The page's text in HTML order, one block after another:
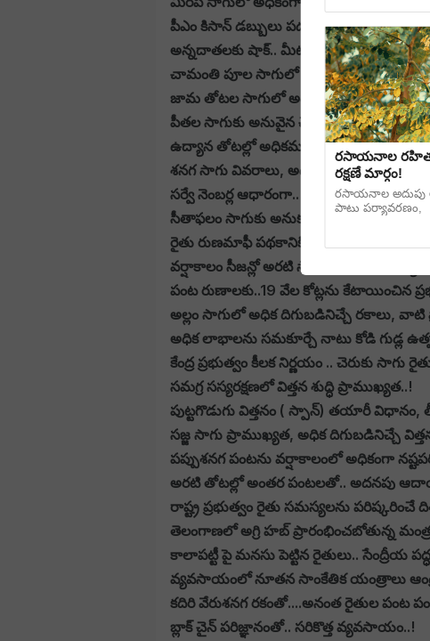
పీఎం కిసాన్ డబ్బులు పడని వారి ఖాతాలో జమ
అన్నదాతలకు షాక్.. మీటర్లు ఉంటేనే సాగుకు
చామంతి పూల సాగులో సస్యరక్షణ చర్యలు....!
జామ తోటల సాగులో అధిక కాయ దిగుబడి ,
పీతల సాగుకు అనువైన చెరువుల నిర్మాణం,
ఉద్యాన తోటల్లో అధికమవుతున్న చీడపీడల
శనగ సాగు వివరాలు, అధిక దిగుబడినిచ్చే రకాలు
సర్వే నెంబర్ల ఆధారంగా.. పంట లెక్కలు?
సీతాఫలం సాగుకు అనుకూలమైన దేశీయ, హైబ్రిడ్
రైతు రుణమాఫీ పథకానికి రూ.63.05 కోట్లు..!
వర్షాకాలం సీజన్లో అరటి సాగులో అధికంగా
పంట రుణాలకు..19 వేల కోట్లను కేటాయించిన
అల్లం సాగులో అధిక దిగుబడినిచ్చే రకాలు, వాటి
అధిక లాభాలను సమకూర్చే నాటు కోడి గుడ్ల
కేంద్ర ప్రభుత్వం కీలక నిర్ణయం .. చెరుకు సాగు
సమగ్ర సస్యరక్షణలో విత్తన శుద్ధి ప్రాముఖ్యత..!
పుట్టగొడుగు విత్తనం ( స్పాన్) తయారీ విధానం,
సజ్జ సాగు ప్రాముఖ్యత, అధిక దిగుబడినిచ్చే
పప్పుశనగ పంటను వర్షాకాలంలో అధికంగా
అరటి తోటల్లో అంతర పంటలతో.. అదనపు
రాష్ట్ర ప్రభుత్వం రైతు సమస్యలను
తెలంగాణలో అగ్రి హబ్ ప్రారంభించబోతున్న
కాలాపట్టీ పై మనసు పెట్టిన రైతులు.. సేంద్రీయ
వ్యవసాయంలో నూతన సాంకేతిక యంత్రాలు
కదిరి వేరుశనగ రకంతో....అనంత రైతుల పంట
బ్లాక్ చైన్ పరిజ్ఞానంతో.. సరికొత్త వ్యవసాయం..!
రసాయనాల రహిత
రక్షణే మార్గం!
రసాయనాల అదుపు
పాటు పర్యావరణం,